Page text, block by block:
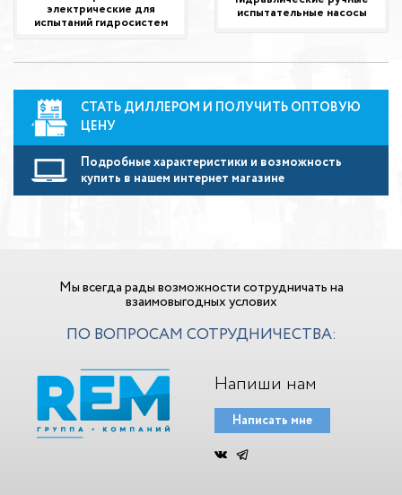
электрические для
испытаний гидросистем
испытательные насосы
СТАТЬ ДИЛЛЕРОМ И ПОЛУЧИТЬ ОПТОВУЮ
ЦЕНУ
Подробные характеристики и возможность
купить в нашем интернет магазине
Мы всегда рады возможности сотрудничать на
взаимовыгодных услових
ПО ВОПРОСАМ СОТРУДНИЧЕСТВА:
Напиши нам
Написать мне